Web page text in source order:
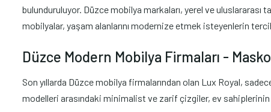
bulunduruluyor. Düzce mobilya markaları, yerel ve uluslararası
mobilyalar, yaşam alanlarını modernize etmek isteyenlerin
Düzce Modern Mobilya Firmaları -
Son yıllarda Düzce mobilya firmalarından olan Lux Royal,
modelleri arasındaki minimalist ve zarif çizgiler, ev sahiplerinin